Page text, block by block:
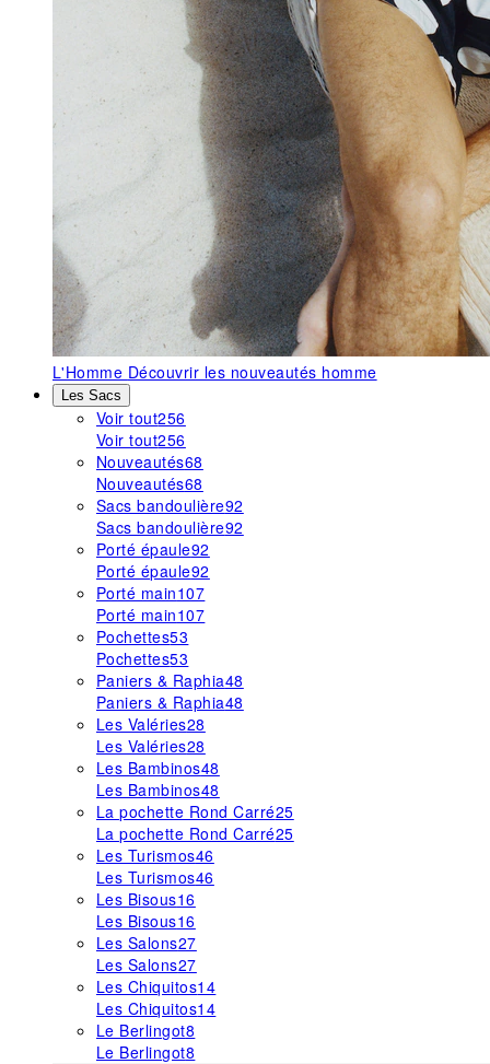
L'Homme Découvrir les nouveautés homme
Les Sacs
Voir tout256
Voir tout256
Nouveautés68
Nouveautés68
Sacs bandoulière92
Sacs bandoulière92
Porté épaule92
Porté épaule92
Porté main107
Porté main107
Pochettes53
Pochettes53
Paniers & Raphia48
Paniers & Raphia48
Les Valéries28
Les Valéries28
Les Bambinos48
Les Bambinos48
La pochette Rond Carré25
La pochette Rond Carré25
Les Turismos46
Les Turismos46
Les Bisous16
Les Bisous16
Les Salons27
Les Salons27
Les Chiquitos14
Les Chiquitos14
Le Berlingot8
Le Berlingot8